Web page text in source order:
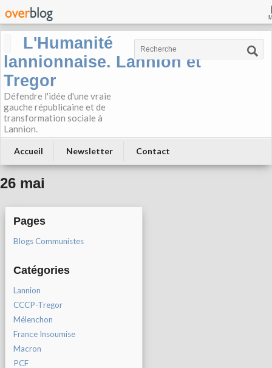
L'Humanité
lannionnaise. Lannion et
Tregor
Défendre l'idée d'une vraie
gauche républicaine et de
transformation sociale à
Lannion.
Accueil Newsletter Contact
26 mai
Pages
Blogs Communistes
Catégories
Lannion
CCCP-Tregor
Mélenchon
France Insoumise
Macron
PCF